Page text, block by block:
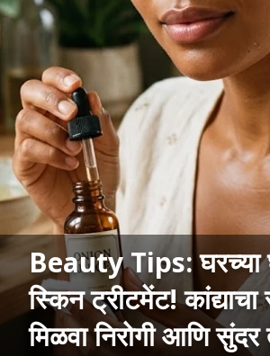
Beauty Tips: घरच्या
स्किन ट्रीटमेंट!
मिळवा निरोगी आणि सुंदर